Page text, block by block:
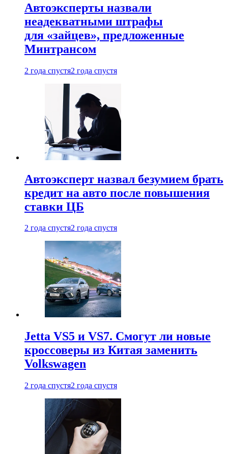
Автоэксперты назвали
неадекватными штрафы
для «зайцев», предложенные
Минтрансом
2 года спустя2 года спустя
Автоэксперт назвал безумием брать
кредит на авто после повышения
ставки ЦБ
2 года спустя2 года спустя
Jetta VS5 и VS7. Смогут ли новые
кроссоверы из Китая заменить
Volkswagen
2 года спустя2 года спустя